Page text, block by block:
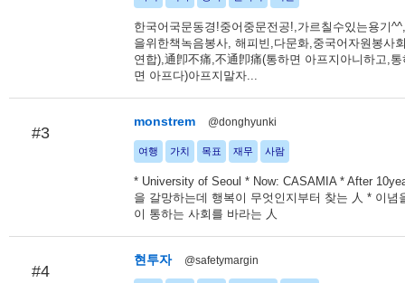
한국어국문동경!중어중문전공!,가르칠수있는용기
을위한책녹음봉사, 해피빈,다문화,중국어자원봉사
연합),通卽不痛,不通卽痛(통하면 아프지아니하고,
면 아프다)아프지말자...
#3
monstrem @donghyunki
여행 가치 목표 재무 사람
* University of Seoul * Now: CASAMIA * After
을 갈망하는데 행복이 무엇인지부터 찾는 人 * 이념
이 통하는 사회를 바라는 人
#4
현투자 @safetymargin